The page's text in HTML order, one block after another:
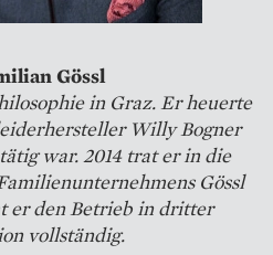
Gössl
in Graz. Er heuerte
Willy Bogner
war. 2014 trat er in die
Gössl
er den Betrieb in dritter
vollständig.